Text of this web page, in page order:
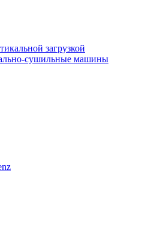
загрузкой
сушильные машины